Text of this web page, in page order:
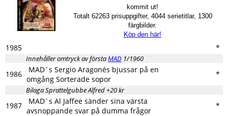
kommit ut!
Totalt 62263 prisuppgifter, 4044 serietitlar, 1300
färgbilder.
Köp den här!
1985 *
Innehåller omtryck av förstaMAD 1/1960
1986
MAD´s Sergio Aragonés bjussar på en
omgång Sorterade sopor
*
Bilaga Sprattelgubbe Alfred +20 kr
1987
MAD´s Al Jaffee sänder sina värsta
avsnoppande svar på dumma frågor
*